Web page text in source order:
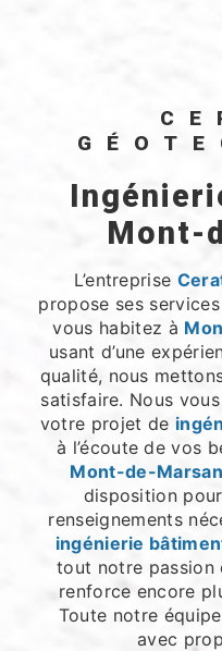
CERATO
ingénierie bâtiment à
Mont-
L’entreprise
propose ses
vous habitez à
usant d’une
qualité, nous
satisfaire. Nous
votre projet de
à l’écoute de vos
Mont-de-Marsan
disposition
renseignements
ingénierie
tout notre passion
renforce encore
Toute notre
avec